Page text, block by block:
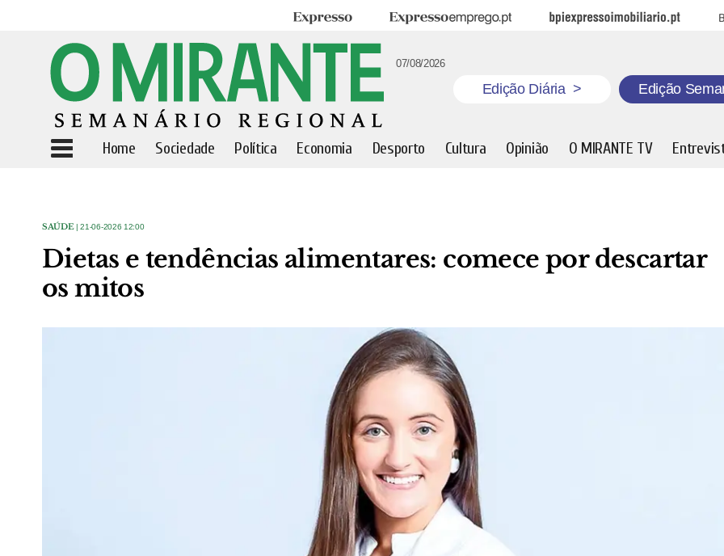
Expresso Expresso Emprego BPI Expresso Imobiliário
07/08/2026
Edição Diária > Edição
Home Sociedade Política Economia Desporto Cultura Opinião O MIRANTE TV
SAÚDE| 21-06-2026 12:00
Dietas e tendências alimentares: comece por descartar
os mitos